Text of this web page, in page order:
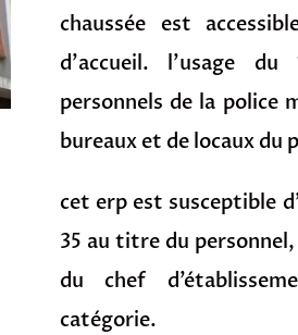
chaussée est
d’accueil. l’usage
personnels de la police
bureaux et de locaux du
cet erp est susceptible
35 au titre du
du chef
catégorie.